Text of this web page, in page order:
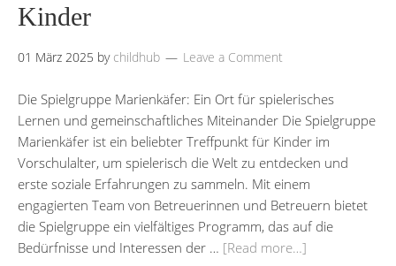
Kinder
01 März 2025 by childhub Leave a Comment
Die Spielgruppe Marienkäfer: Ein Ort für spielerisches
Lernen und gemeinschaftliches Miteinander Die Spielgruppe
Marienkäfer ist ein beliebter Treffpunkt für Kinder im
Vorschulalter, um spielerisch die Welt zu entdecken und
erste soziale Erfahrungen zu sammeln. Mit einem
engagierten Team von Betreuerinnen und Betreuern bietet
die Spielgruppe ein vielfältiges Programm, das auf die
Bedürfnisse und Interessen der … [Read more…]